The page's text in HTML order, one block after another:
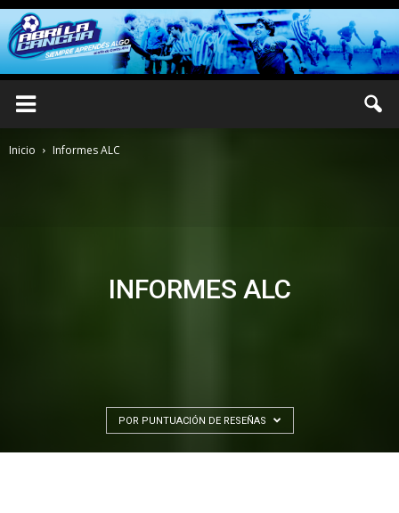
Inicio Informes ALC
INFORMES ALC
POR PUNTUACIÓN DE RESEÑAS